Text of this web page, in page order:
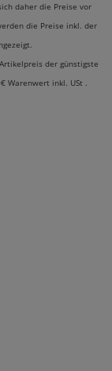
daher die Preise vor
die Preise inkl. der
der günstigste
Warenwert inkl. USt .